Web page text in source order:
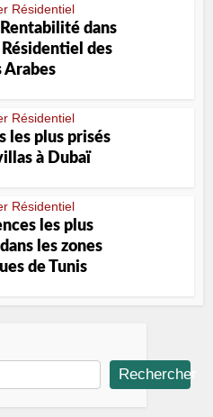
Résidentiel
dans
Résidentiel des
Arabes
Résidentiel
les plus prisés
à Dubaï
Résidentiel
les plus
les zones
de Tunis
Rechercher